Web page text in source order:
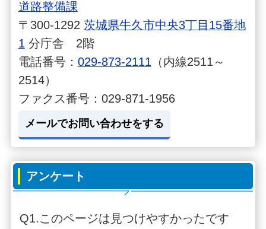
道路整備課
〒300-1292 茨城県牛久市中央3丁目15番地
1 分庁舎 2階
電話番号： 029-873-2111 （内線2511～
2514）
ファクス番号：029-871-1956
メールでお問い合わせをする
アンケート
Q1.このページは見つけやすかったです